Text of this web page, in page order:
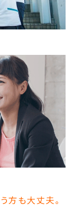
方も大丈夫。